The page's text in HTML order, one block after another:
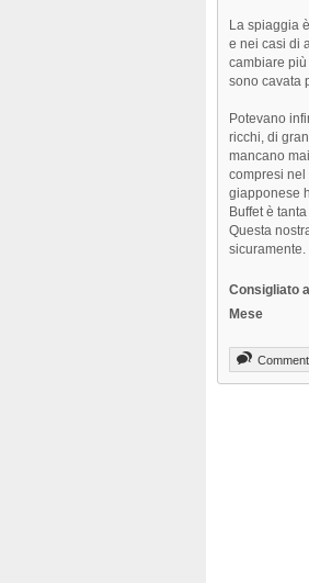
La spiaggia
e nei casi di
cambiare
sono cavata
Potevano
ricchi, di
mancano
compresi nel
giapponese
Buffet è
Questa
sicuramente.
Consigliato a
Mese